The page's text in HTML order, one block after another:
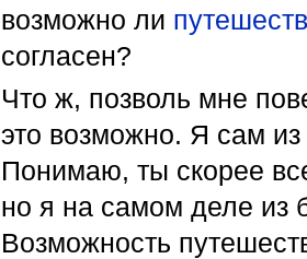
возможно ли
согласен?
Что ж, позволь мне
это возможно. Я сам
Понимаю, ты скорее
но я на самом деле из
Возможность